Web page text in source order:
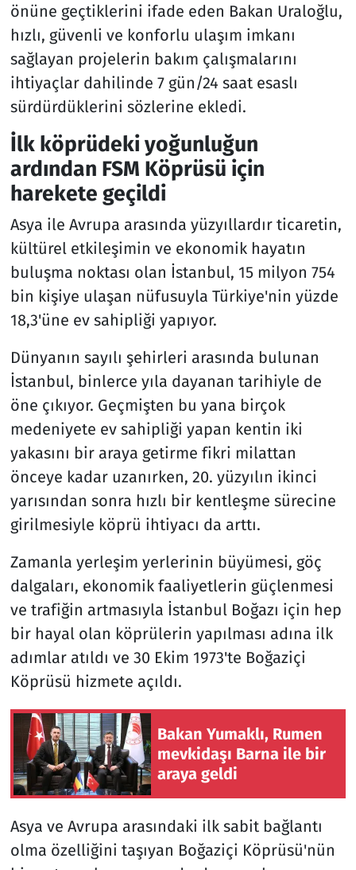
önüne geçtiklerini ifade eden Bakan Uraloğlu,
hızlı, güvenli ve konforlu ulaşım imkanı
sağlayan projelerin bakım çalışmalarını
ihtiyaçlar dahilinde 7 gün/24 saat esaslı
sürdürdüklerini sözlerine ekledi.
İlk köprüdeki yoğunluğun
ardından FSM Köprüsü için
harekete geçildi
Asya ile Avrupa arasında yüzyıllardır ticaretin,
kültürel etkileşimin ve ekonomik hayatın
buluşma noktası olan İstanbul, 15 milyon 754
bin kişiye ulaşan nüfusuyla Türkiye'nin yüzde
18,3'üne ev sahipliği yapıyor.
Dünyanın sayılı şehirleri arasında bulunan
İstanbul, binlerce yıla dayanan tarihiyle de
öne çıkıyor. Geçmişten bu yana birçok
medeniyete ev sahipliği yapan kentin iki
yakasını bir araya getirme fikri milattan
önceye kadar uzanırken, 20. yüzyılın ikinci
yarısından sonra hızlı bir kentleşme sürecine
girilmesiyle köprü ihtiyacı da arttı.
Zamanla yerleşim yerlerinin büyümesi, göç
dalgaları, ekonomik faaliyetlerin güçlenmesi
ve trafiğin artmasıyla İstanbul Boğazı için hep
bir hayal olan köprülerin yapılması adına ilk
adımlar atıldı ve 30 Ekim 1973'te Boğaziçi
Köprüsü hizmete açıldı.
Bakan Yumaklı, Rumen
mevkidaşı Barna ile bir
araya geldi
Asya ve Avrupa arasındaki ilk sabit bağlantı
olma özelliğini taşıyan Boğaziçi Köprüsü'nün